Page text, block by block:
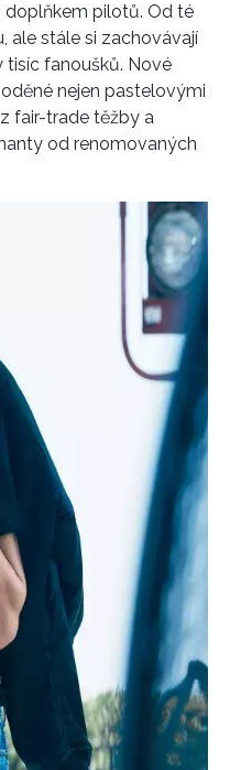
doplňkem pilotů. Od té
ale stále si zachovávají
tisíc fanoušků. Nové
nejen pastelovými
fair-trade těžby a
od renomovaných